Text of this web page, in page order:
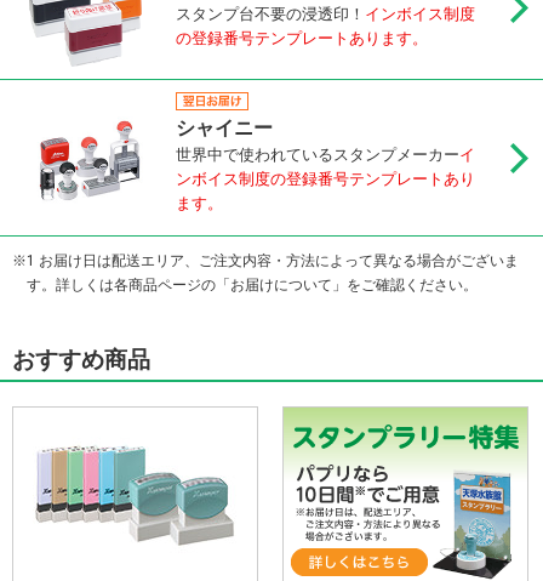
スタンプ台不要の浸透印！ インボイス制度
の登録番号テンプレートあります。
シャイニー
世界中で使われているスタンプメーカーイ
ンボイス制度の登録番号テンプレートあり
ます。
1 お届け日は配送エリア、ご注文内容・方法によって異なる場合がございま
す。詳しくは各商品ページの「お届けについて」をご確認ください。
おすすめ商品